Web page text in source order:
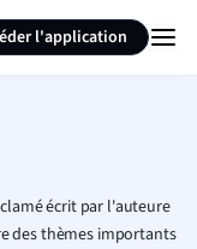
l'application
écrit par l'auteure
des thèmes importants
la page